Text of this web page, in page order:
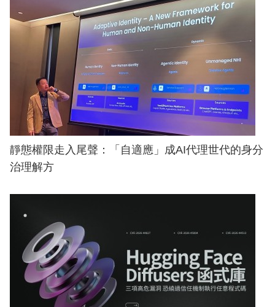
靜態權限走入尾聲：「自適應」成AI代理世代的身分
治理解方